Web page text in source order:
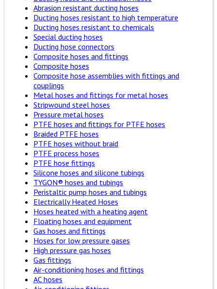
Abrasion resistant ducting hoses
Ducting hoses resistant to high temperature
Ducting hoses resistant to chemicals
Special ducting hoses
Ducting hose connectors
Composite hoses and fittings
Composite hoses
Composite hose assemblies with fittings and
couplings
Metal hoses and fittings for metal hoses
Stripwound steel hoses
Pressure metal hoses
PTFE hoses and fittings for PTFE hoses
Braided PTFE hoses
PTFE hoses without braid
PTFE process hoses
PTFE hose fittings
Silicone hoses and silicone tubings
TYGON® hoses and tubings
Peristaltic pump hoses and tubings
Electrically Heated Hoses
Hoses heated with a heating agent
Floating hoses and equipment
Gas hoses and fittings
Hoses for low pressure gases
High pressure gas hoses
Gas fittings
Air-conditioning hoses and fittings
AC hoses